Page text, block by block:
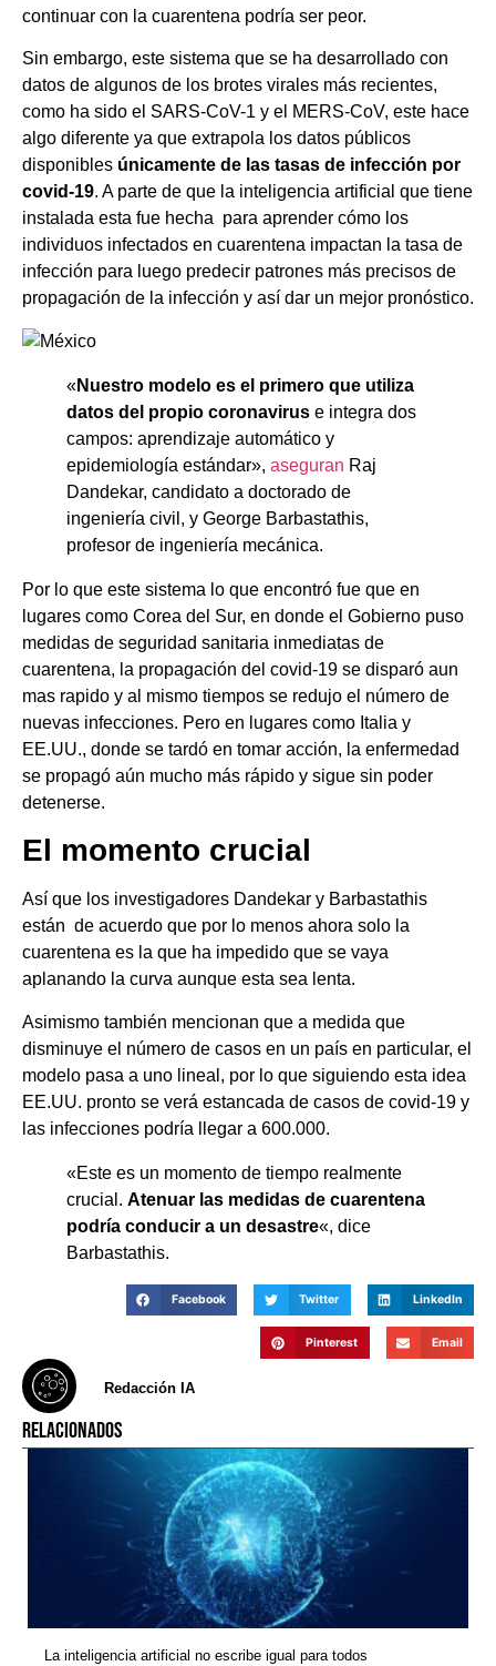
continuar con la cuarentena podría ser peor.
Sin embargo, este sistema que se ha desarrollado con
datos de algunos de los brotes virales más recientes,
como ha sido el SARS-CoV-1 y el MERS-CoV, este hace
algo diferente ya que extrapola los datos públicos
disponibles únicamente de las tasas de infección por
covid-19. A parte de que la inteligencia artificial que tiene
instalada esta fue hecha para aprender cómo los
individuos infectados en cuarentena impactan la tasa de
infección para luego predecir patrones más precisos de
propagación de la infección y así dar un mejor pronóstico.
«Nuestro modelo es el primero que utiliza
datos del propio coronavirus e integra dos
campos: aprendizaje automático y
epidemiología estándar», aseguran Raj
Dandekar, candidato a doctorado de
ingeniería civil, y George Barbastathis,
profesor de ingeniería mecánica.
Por lo que este sistema lo que encontró fue que en
lugares como Corea del Sur, en donde el Gobierno puso
medidas de seguridad sanitaria inmediatas de
cuarentena, la propagación del covid-19 se disparó aun
mas rapido y al mismo tiempos se redujo el número de
nuevas infecciones. Pero en lugares como Italia y
EE.UU., donde se tardó en tomar acción, la enfermedad
se propagó aún mucho más rápido y sigue sin poder
detenerse.
El momento crucial
Así que los investigadores Dandekar y Barbastathis
están de acuerdo que por lo menos ahora solo la
cuarentena es la que ha impedido que se vaya
aplanando la curva aunque esta sea lenta.
Asimismo también mencionan que a medida que
disminuye el número de casos en un país en particular, el
modelo pasa a uno lineal, por lo que siguiendo esta idea
EE.UU. pronto se verá estancada de casos de covid-19 y
las infecciones podría llegar a 600.000.
«Este es un momento de tiempo realmente
crucial. Atenuar las medidas de cuarentena
podría conducir a un desastre«, dice
Barbastathis.
Facebook Twitter LinkedIn
Pinterest Email
Redacción IA
RELACIONADOS
La inteligencia artificial no escribe igual para todos